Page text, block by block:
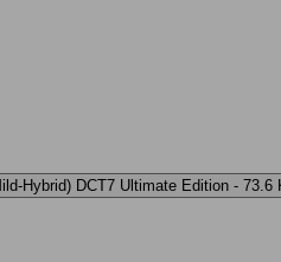
Hybrid) DCT7 Ultimate Edition - 73.6